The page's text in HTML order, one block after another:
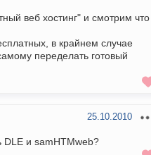
веб хостинг" и смотрим что
в крайнем случае
переделать готовый
25.10.2010
DLE и samHTMweb?